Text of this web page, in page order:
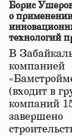
Борис
о
технологий
в Забайкалье
В
компанией
(входит в
компаний
завершено